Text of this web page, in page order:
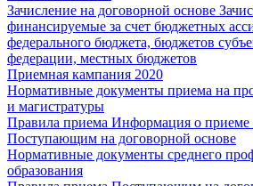
Зачисление на договорной основе
финансируемые за счет бюджетных
федерального бюджета, бюджетов
федерации, местных бюджетов
Приемная кампания 2020
Нормативные документы приема на
и магистратуры
Правила приема Информация о приеме
Поступающим на договорной основе
Нормативные документы среднего
образования